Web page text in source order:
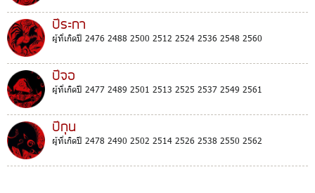
ปีระกา
ผู้ที่เกิดปี 2476 2488 2500 2512 2524 2536 2548 2560
ปีจอ
ผู้ที่เกิดปี 2477 2489 2501 2513 2525 2537 2549 2561
ปีกุน
ผู้ที่เกิดปี 2478 2490 2502 2514 2526 2538 2550 2562